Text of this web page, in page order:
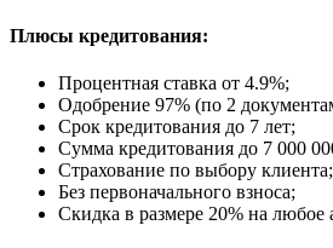
Плюсы кредитования:
Процентная ставка от 4.9%;
Одобрение 97% (по 2
Срок кредитования до 7 лет;
Сумма кредитования до 7 000
Страхование по выбору клиента;
Без первоначального взноса;
Скидка в размере 20% на любое